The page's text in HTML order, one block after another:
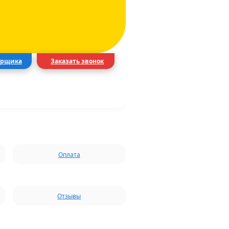
Заказать звонок
Оплата
Отзывы